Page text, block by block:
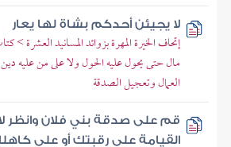
لا يجيئن أحدكم بشاة لها يعار
إتحاف الخيرة المهرة بزوائد المسانيد العشرة >
مال حتى يحول عليه الحول ولا على من عليه
العمال وتعجيل الصدقة
قم على صدقة بني فلان وانظر
القيامة على رقبتك أو على